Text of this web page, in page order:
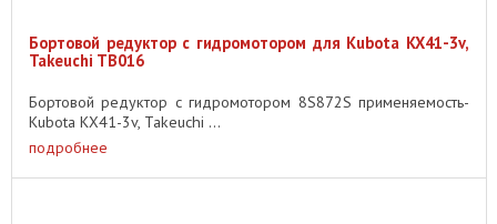
Бортовой редуктор с гидромотором для Kubota KX41-3v,
Takeuchi TB016
Бортовой редуктор с гидромотором 8S872S применяемость-
Kubota KX41-3v, Takeuchi ...
подробнее